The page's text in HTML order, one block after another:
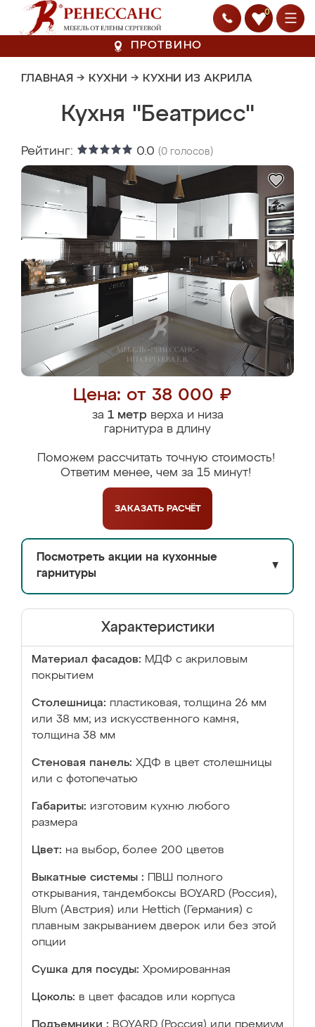
0
ПРОТВИНО
ГЛАВНАЯ → КУХНИ → КУХНИ ИЗ АКРИЛА
Кухня "Беатрисс"
Рейтинг: 0.0 (0 голосов)
Цена: от 38 000 ₽
за 1 метрверха и низа
гарнитура в длину
Поможем рассчитать точную стоимость!
Ответим менее, чем за 15 минут!
ЗАКАЗАТЬ РАСЧЁТ
Посмотреть акции на кухонные
гарнитуры
▼
Характеристики
Материал фасадов: МДФ с акриловым
покрытием
Столешница: пластиковая, толщина 26 мм
или 38 мм; из искусственного камня,
толщина 38 мм
Стеновая панель: ХДФ в цвет столешницы
или с фотопечатью
Габариты: изготовим кухню любого
размера
Цвет: на выбор, более 200 цветов
Выкатные системы :
ПВШ полного
открывания, тандембоксы BOYARD (Россия),
Blum (Австрия) или Hettich (Германия) с
плавным закрыванием дверок или без этой
опции
Сушка для посуды: Хромированная
Цоколь: в цвет фасадов или корпуса